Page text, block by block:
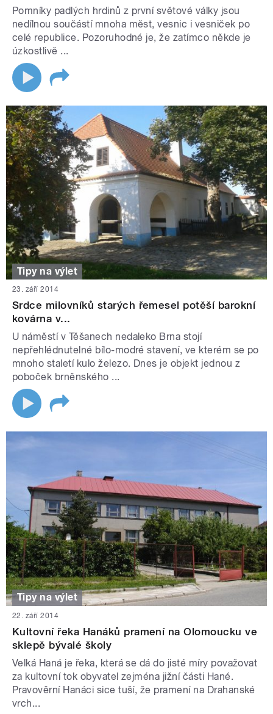
Pomníky padlých hrdinů z první světové války jsou
nedílnou součástí mnoha měst, vesnic i vesniček po
celé republice. Pozoruhodné je, že zatímco někde je
úzkostlivě ...
Tipy na výlet
23. září 2014
Srdce milovníků starých řemesel potěší barokní
kovárna v...
U náměstí v Těšanech nedaleko Brna stojí
nepřehlédnutelné bílo-modré stavení, ve kterém se po
mnoho staletí kulo železo. Dnes je objekt jednou z
poboček brněnského ...
Tipy na výlet
22. září 2014
Kultovní řeka Hanáků pramení na Olomoucku ve
sklepě bývalé školy
Velká Haná je řeka, která se dá do jisté míry považovat
za kultovní tok obyvatel zejména jižní části Hané.
Pravověrní Hanáci sice tuší, že pramení na Drahanské
vrch...